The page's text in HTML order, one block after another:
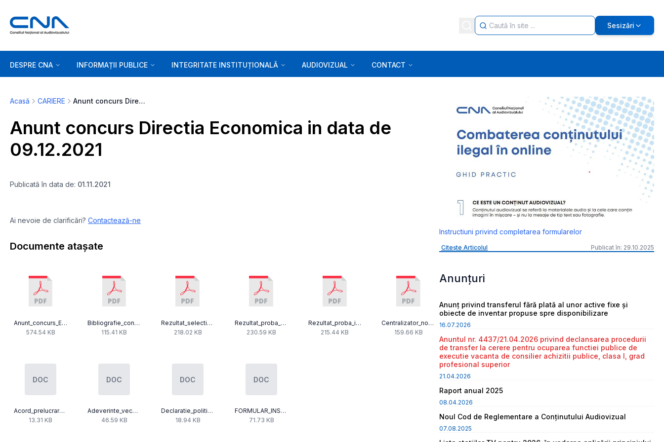
Sesizări
DESPRE CNA INFORMAȚII PUBLICE INTEGRITATE INSTITUȚIONALĂ AUDIOVIZUAL CONTACT
Acasă CARIERE Anunt concurs Directia Economica in data de 09.12.2021
Anunt concurs Directia Economica in data de
09.12.2021
Publicată în data de: 01.11.2021
Ai nevoie de clarificări? Contactează-ne
Documente atașate
Anunt_concurs_Economic_09.12.2021.pdf
574.54 KB
Bibliografie_concurs_Economic_09.12.2021.pdf
115.41 KB
Rezultat_selectie_dosare_concurs_09.12.2021.pdf
218.02 KB
Rezultat_proba_scrisa_concurs_09.12.2021-2.pdf
230.59 KB
Rezultat_proba_interviu_concurs_09.12.2021.pdf
215.44 KB
Centralizator_nominal_concurs_09.12.2021-2.pdf
159.66 KB
DOC
Acord_prelucrare_date-6.doc
13.31 KB
DOC
Adeverinte_vechime_in_munca_si_in_specialitate-6.doc
46.59 KB
DOC
Declaratie_politie_politica-6.doc
18.94 KB
DOC
FORMULAR_INSCRIERE-14.doc
71.73 KB
Instructiuni privind completarea formularelor
Citește Articolul Publicat în: 29.10.2025
Anunțuri
Anunț privind transferul fără plată al unor active fixe și
obiecte de inventar propuse spre disponibilizare
16.07.2026
Anuntul nr. 4437/21.04.2026 privind declansarea procedurii
de transfer la cerere pentru ocuparea functiei publice de
executie vacanta de consilier achizitii publice, clasa I, grad
profesional superior
21.04.2026
Raport anual 2025
08.04.2026
Noul Cod de Reglementare a Conținutului Audiovizual
07.08.2025